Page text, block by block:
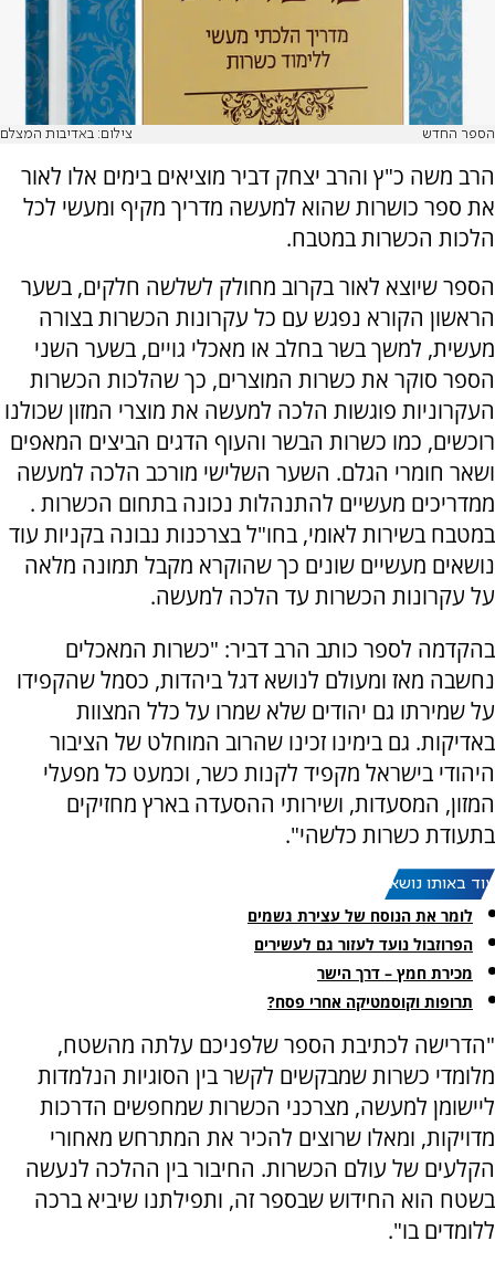
הספר החדש צילום: באדיבות המצלם
הרב משה כ"ץ והרב יצחק דביר מוציאים בימים אלו לאור
את ספר כושרות שהוא למעשה מדריך מקיף ומעשי לכל
הלכות הכשרות במטבח.
הספר שיוצא לאור בקרוב מחולק לשלשה חלקים, בשער
הראשון הקורא נפגש עם כל עקרונות הכשרות בצורה
מעשית, למשך בשר בחלב או מאכלי גויים, בשער השני
הספר סוקר את כשרות המוצרים, כך שהלכות הכשרות
העקרוניות פוגשות הלכה למעשה את מוצרי המזון שכולנו
רוכשים, כמו כשרות הבשר והעוף הדגים הביצים המאפים
ושאר חומרי הגלם. השער השלישי מורכב הלכה למעשה
ממדריכים מעשיים להתנהלות נכונה בתחום הכשרות .
במטבח בשירות לאומי, בחו"ל בצרכנות נבונה בקניות עוד
נושאים מעשיים שונים כך שהוקרא מקבל תמונה מלאה
על עקרונות הכשרות עד הלכה למעשה.
בהקדמה לספר כותב הרב דביר: "כשרות המאכלים
נחשבה מאז ומעולם לנושא דגל ביהדות, כסמל שהקפידו
על שמירתו גם יהודים שלא שמרו על כלל המצוות
באדיקות. גם בימינו זכינו שהרוב המוחלט של הציבור
היהודי בישראל מקפיד לקנות כשר, וכמעט כל מפעלי
המזון, המסעדות, ושירותי ההסעדה בארץ מחזיקים
בתעודת כשרות כלשהי".
עוד באותו נושא:
לומר את הנוסח של עצירת גשמים
הפרוזבול נועד לעזור גם לעשירים
מכירת חמץ – דרך הישר
תרופות וקוסמטיקה אחרי פסח?
"הדרישה לכתיבת הספר שלפניכם עלתה מהשטח,
מלומדי כשרות שמבקשים לקשר בין הסוגיות הנלמדות
ליישומן למעשה, מצרכני הכשרות שמחפשים הדרכות
מדויקות, ומאלו שרוצים להכיר את המתרחש מאחורי
הקלעים של עולם הכשרות. החיבור בין ההלכה לנעשה
בשטח הוא החידוש שבספר זה, ותפילתנו שיביא ברכה
ללומדים בו".